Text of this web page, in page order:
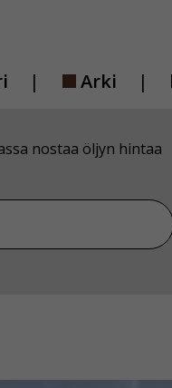
Arki
nostaa öljyn hintaa